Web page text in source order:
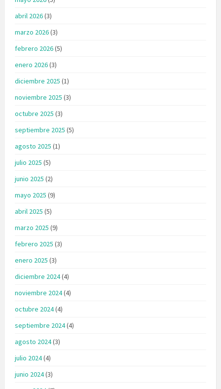
abril 2026(3)
marzo 2026(3)
febrero 2026(5)
enero 2026(3)
diciembre 2025 (1)
noviembre 2025 (3)
octubre 2025 (3)
septiembre 2025 (5)
agosto 2025 (1)
julio 2025 (5)
junio 2025 (2)
mayo 2025 (9)
abril 2025 (5)
marzo 2025 (9)
febrero 2025 (3)
enero 2025 (3)
diciembre 2024(4)
noviembre 2024(4)
octubre 2024(4)
septiembre 2024(4)
agosto 2024(3)
julio 2024(4)
junio 2024(3)